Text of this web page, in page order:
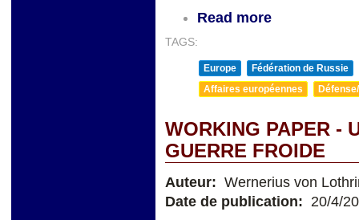
Read more
TAGS:
Europe
Fédération de Russie
Affaires européennes
WORKING PAPER -
GUERRE FROIDE
Auteur: Wernerius von
Date de publication: 20/4/